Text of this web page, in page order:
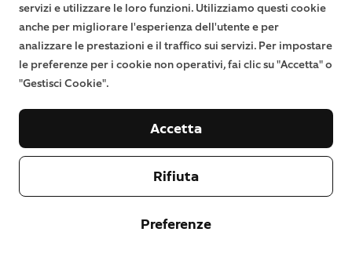
servizi e utilizzare le loro funzioni. Utilizziamo questi cookie
anche per migliorare l'esperienza dell'utente e per
analizzare le prestazioni e il traffico sui servizi. Per impostare
le preferenze per i cookie non operativi, fai clic su "Accetta" o
"Gestisci Cookie".
Preferenze
Rifiuta
Accetta